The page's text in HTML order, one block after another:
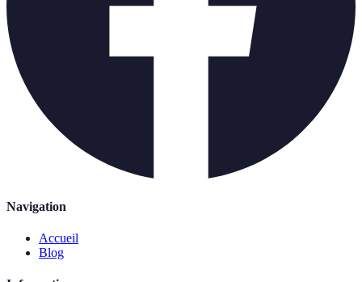
Navigation
Accueil
Blog